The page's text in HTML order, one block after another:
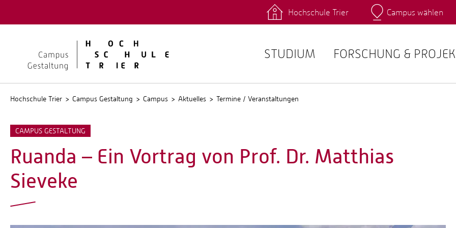
Kontakt Fachrichtungen Intranet
Hochschule Trier Campus wählen
STUDIUM FORSCHUNG &
Hochschule Trier Campus Gestaltung Campus Aktuelles Termine / Veranstaltungen
CAMPUS GESTALTUNG
Ruanda – Ein Vortrag von Prof. Dr. Matthias
Sieveke